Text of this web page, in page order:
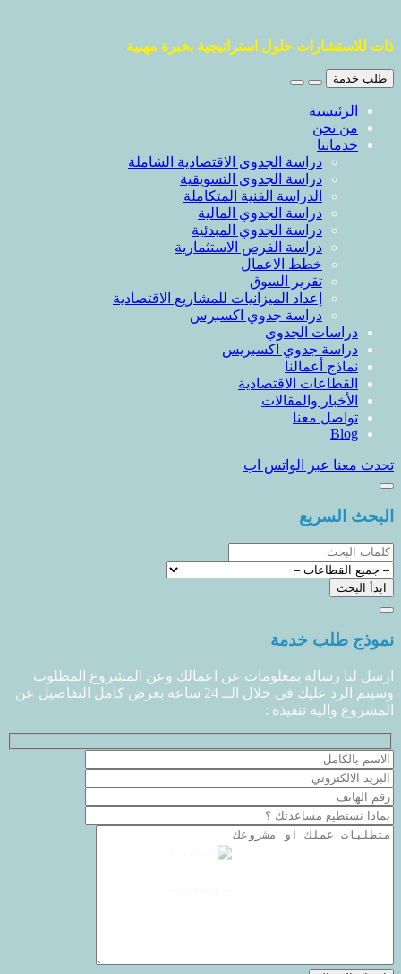
ذات للاستشارات حلول استراتيجية بخبرة مهنية
طلب خدمة
الرئيسية
من نحن
خدماتنا
دراسة الجدوي الاقتصادية الشاملة
دراسة الجدوي التسويقية
الدراسة الفنية المتكاملة
دراسة الجدوي المالية
دراسة الجدوي المبدئية
دراسة الفرص الاستثمارية
خطط الاعمال
تقرير السوق
إعداد الميزانيات للمشاريع الاقتصادية
دراسة جدوي اكسبرس
دراسات الجدوي
دراسة جدوي اكسبريس
نماذج أعمالنا
القطاعات الاقتصادية
الأخبار والمقالات
تواصل معنا
Blog
تحدث معنا عبر الواتس اب
البحث السريع
نموذج طلب خدمة
ارسل لنا رسالة بمعلومات عن اعمالك وعن المشروع المطلوب
وسيتم الرد عليك فى خلال الــ 24 ساعة بعرض كامل التفاصيل عن
المشروع واليه تنفيذه :